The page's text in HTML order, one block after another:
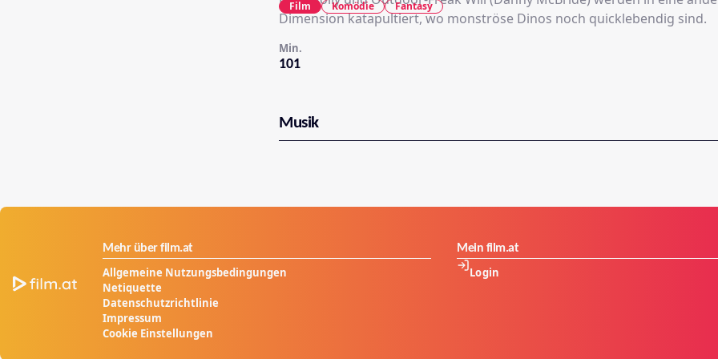
Dimension katapultiert, wo monströse Dinos noch quicklebendig sind.
101
Min.
Film Komödie Fantasy
Musik
Mehr über film.at
Allgemeine Nutzungsbedingungen
Netiquette
Datenschutzrichtlinie
Impressum
Cookie Einstellungen
Mein film.at
Login